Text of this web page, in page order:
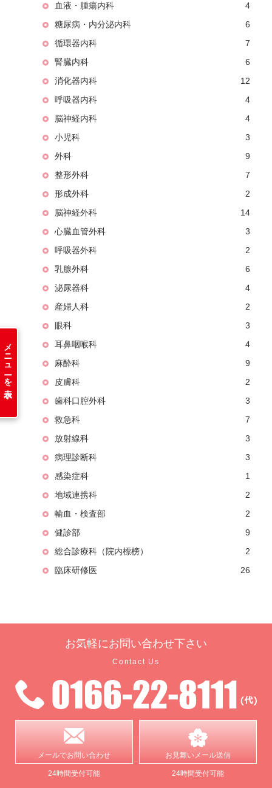
メニューを表示
血液・腫瘍内科
4
糖尿病・内分泌内科
6
循環器内科
7
腎臓内科
6
消化器内科
12
呼吸器内科
4
脳神経内科
4
小児科
3
外科
9
整形外科
7
形成外科
2
脳神経外科
14
心臓血管外科
3
呼吸器外科
2
乳腺外科
6
泌尿器科
4
産婦人科
2
眼科
3
耳鼻咽喉科
4
麻酔科
9
皮膚科
2
歯科口腔外科
3
救急科
7
放射線科
3
病理診断科
3
感染症科
1
地域連携科
2
輸血・検査部
2
健診部
9
総合診療科（院内標榜）
2
臨床研修医
26
お気軽にお問い合わせ下さい
Contact Us
メールでお問い合わせ
24時間受付可能
お見舞いメール送信
24時間受付可能